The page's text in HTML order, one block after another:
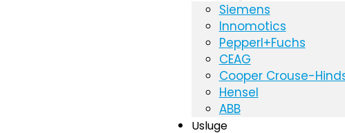
Siemens
Innomotics
Pepperl+Fuchs
CEAG
Cooper Crouse-
Hensel
ABB
Usluge